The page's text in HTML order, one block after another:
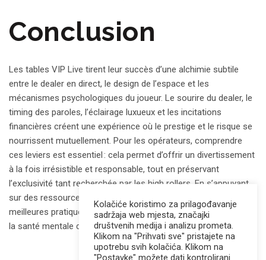
Conclusion
Les tables VIP Live tirent leur succès d’une alchimie subtile
entre le dealer en direct, le design de l’espace et les
mécanismes psychologiques du joueur. Le sourire du dealer, le
timing des paroles, l’éclairage luxueux et les incitations
financières créent une expérience où le prestige et le risque se
nourrissent mutuellement. Pour les opérateurs, comprendre
ces leviers est essentiel : cela permet d’offrir un divertissement
à la fois irrésistible et responsable, tout en préservant
l’exclusivité tant recherchée par les high rollers. En s’appuyant
sur des ressources comme Aractidf pour rester informé des
meilleures pratiques, les casinos peuvent évoluer sans sacrifier
la santé mentale de leurs joueurs les plus exigeants.
Kolačiće koristimo za prilagođavanje
sadržaja web mjesta, značajki
društvenih medija i analizu prometa.
Klikom na "Prihvati sve" pristajete na
upotrebu svih kolačića. Klikom na
"Postavke" možete dati kontrolirani